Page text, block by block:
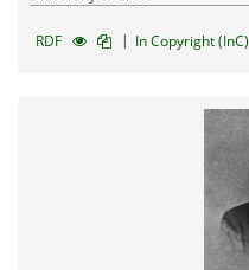
RDF | In Copyright (InC)